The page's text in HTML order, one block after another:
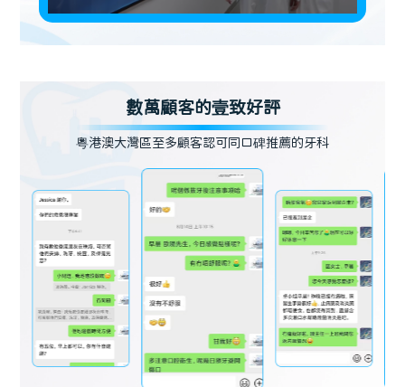
數萬顧客的壹致好評
粵港澳大灣區至多顧客認可同口碑推薦的牙科